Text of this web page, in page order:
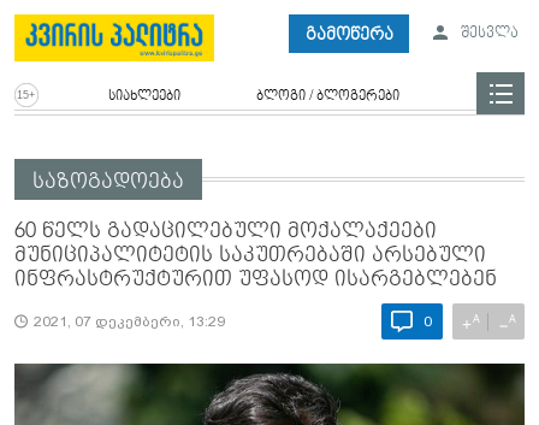
გამოწერა შესვლა
სიახლეები ბლოგი / ბლოგერები
საზოგადოება
60 წელს გადაცილებული მოქალაქეები
მუნიციპალიტეტის საკუთრებაში არსებული
ინფრასტრუქტურით უფასოდ ისარგებლებენ
2021, 07 დეკემბერი, 13:29 0 +A −A